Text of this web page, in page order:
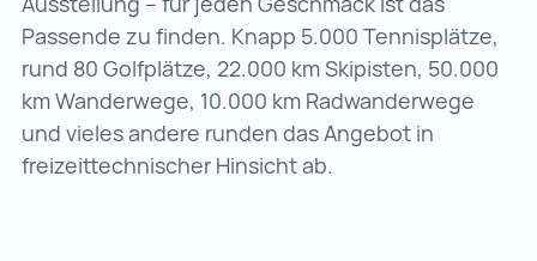
Passende zu finden. Knapp 5.000 Tennisplätze,
rund 80 Golfplätze, 22.000 km Skipisten, 50.000
km Wanderwege, 10.000 km Radwanderwege
und vieles andere runden das Angebot in
freizeittechnischer Hinsicht ab.